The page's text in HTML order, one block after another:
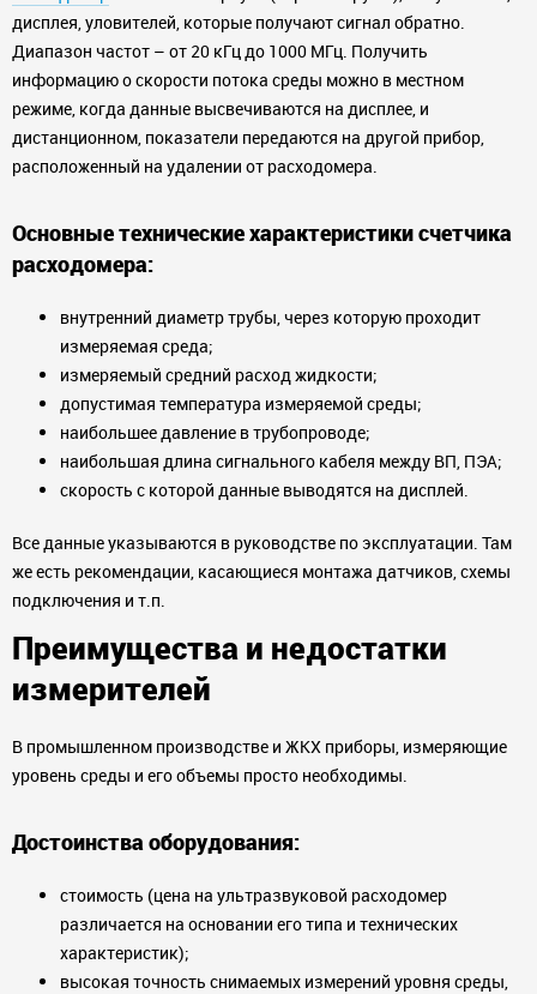
дисплея, уловителей, которые получают сигнал обратно.
Диапазон частот – от 20 кГц до 1000 МГц. Получить
информацию о скорости потока среды можно в местном
режиме, когда данные высвечиваются на дисплее, и
дистанционном, показатели передаются на другой прибор,
расположенный на удалении от расходомера.
Основные технические характеристики счетчика
расходомера:
внутренний диаметр трубы, через которую проходит
измеряемая среда;
измеряемый средний расход жидкости;
допустимая температура измеряемой среды;
наибольшее давление в трубопроводе;
наибольшая длина сигнального кабеля между ВП, ПЭА;
скорость с которой данные выводятся на дисплей.
Все данные указываются в руководстве по эксплуатации. Там
же есть рекомендации, касающиеся монтажа датчиков, схемы
подключения и т.п.
Преимущества и недостатки
измерителей
В промышленном производстве и ЖКХ приборы, измеряющие
уровень среды и его объемы просто необходимы.
Достоинства оборудования:
стоимость (цена на ультразвуковой расходомер
различается на основании его типа и технических
характеристик);
высокая точность снимаемых измерений уровня среды,